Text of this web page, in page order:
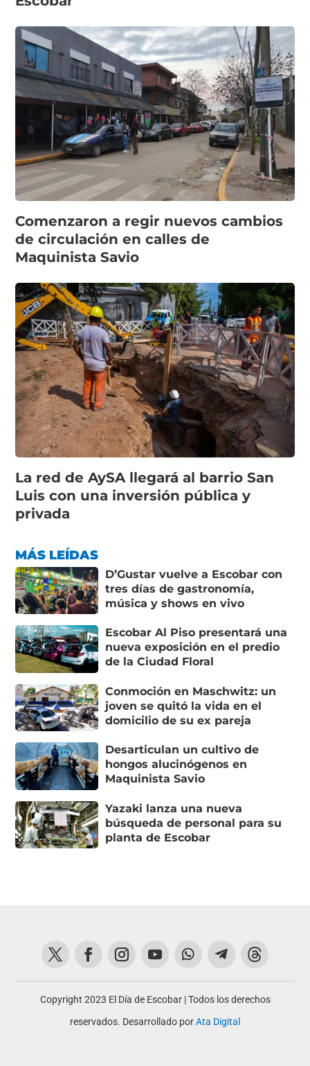
Comenzaron a regir nuevos cambios
de circulación en calles de
Maquinista Savio
La red de AySA llegará al barrio San
Luis con una inversión pública y
privada
MÁS LEÍDAS
D’Gustar vuelve a Escobar con
tres días de gastronomía,
música y shows en vivo
Escobar Al Piso presentará una
nueva exposición en el predio
de la Ciudad Floral
Conmoción en Maschwitz: un
joven se quitó la vida en el
domicilio de su ex pareja
Desarticulan un cultivo de
hongos alucinógenos en
Maquinista Savio
Yazaki lanza una nueva
búsqueda de personal para su
planta de Escobar
Copyright 2023 El Día de Escobar | Todos los derechos
reservados. Desarrollado porAta Digital